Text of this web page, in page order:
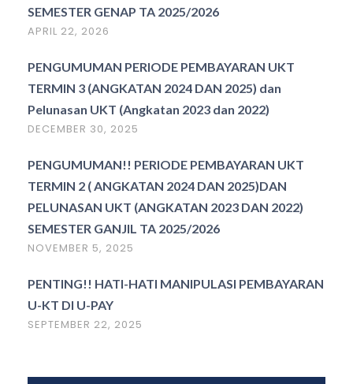
SEMESTER GENAP TA 2025/2026
APRIL 22, 2026
PENGUMUMAN PERIODE PEMBAYARAN UKT
TERMIN 3 (ANGKATAN 2024 DAN 2025) dan
Pelunasan UKT (Angkatan 2023 dan 2022)
DECEMBER 30, 2025
PENGUMUMAN!! PERIODE PEMBAYARAN UKT
TERMIN 2 ( ANGKATAN 2024 DAN 2025)DAN
PELUNASAN UKT (ANGKATAN 2023 DAN 2022)
SEMESTER GANJIL TA 2025/2026
NOVEMBER 5, 2025
PENTING!! HATI-HATI MANIPULASI PEMBAYARAN
U-KT DI U-PAY
SEPTEMBER 22, 2025